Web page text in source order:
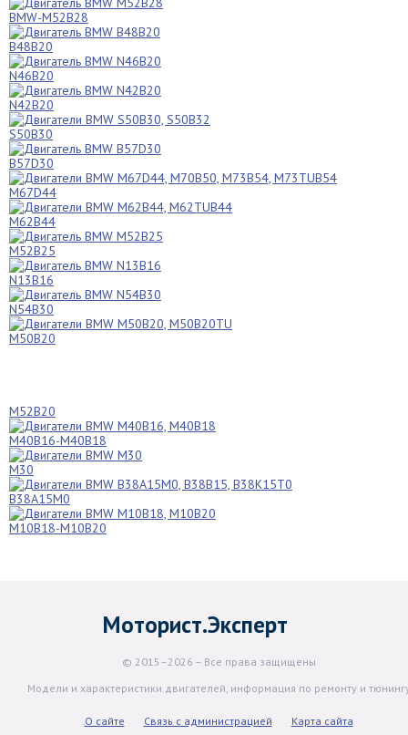
BMW-M52B28
B48B20
N46B20
N42B20
S50B30
B57D30
M67D44
M62B44
M52B25
N13B16
N54B30
M50B20
M52B20
M40B16-M40B18
M30
B38A15M0
M10B18-M10B20
Моторист.Эксперт
© 2015–2026 – Все права защищены
Модели и характеристики двигателей, информация по ремонту и
О сайте Связь с администрацией Карта сайта